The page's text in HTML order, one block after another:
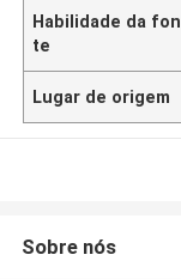
Habilidade da fon
te
Lugar de origem
Sobre nós